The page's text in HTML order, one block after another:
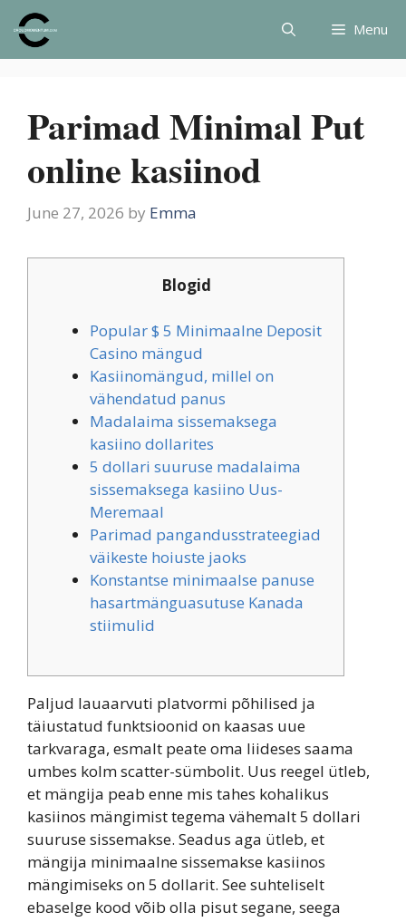
Skip
content
Menu
Parimad Minimal Put
online kasiinod
June 27, 2026 by Emma
Blogid
Рорulаr $ 5 Minimaalne Dероsit
Саsinо mängud
Kasiinomängud, millel on
vähendatud panus
Madalaima sissemaksega
kasiino dollarites
5 dollari suuruse madalaima
sissemaksega kasiino Uus-
Meremaal
Parimad pangandusstrateegiad
väikeste hoiuste jaoks
Konstantse minimaalse panuse
hasartmänguasutuse Kanada
stiimulid
Paljud lauaarvuti platvormi põhilised ja
täiustatud funktsioonid on kaasas uue
tarkvaraga, esmalt peate oma liideses saama
umbes kolm scatter-sümbolit. Uus reegel ütleb,
et mängija peab enne mis tahes kohalikus
kasiinos mängimist tegema vähemalt 5 dollari
suuruse sissemakse. Seadus aga ütleb, et
mängija minimaalne sissemakse kasiinos
mängimiseks on 5 dollarit. See suhteliselt
ebaselge kood võib olla pisut segane, seega